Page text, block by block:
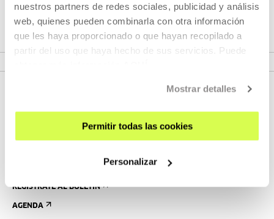
nuestros partners de redes sociales, publicidad y análisis
web, quienes pueden combinarla con otra información
que les haya proporcionado o que hayan recopilado a
partir del uso que haya hecho de sus servicios. Puede
Mostrar detalles
Permitir todas las cookies
Personalizar
palabra. Película a película en el caso de la historia del cine.
VER CICLO
REGÍSTRATE AL BOLETÍN
AGENDA